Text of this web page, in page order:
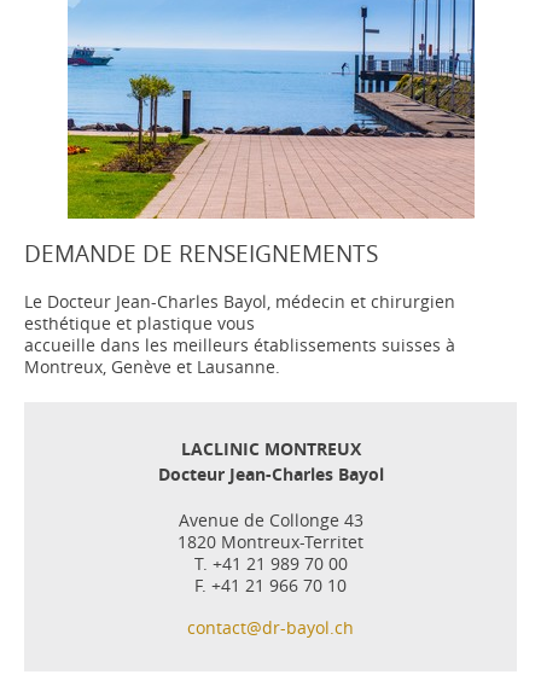
DEMANDE DE RENSEIGNEMENTS
Le Docteur Jean-Charles Bayol, médecin et chirurgien
esthétique et plastique vous
accueille dans les meilleurs établissements suisses à
Montreux, Genève et Lausanne.
LACLINIC MONTREUX
Docteur Jean-Charles Bayol
Avenue de Collonge 43
1820 Montreux-Territet
T. +41 21 989 70 00
F. +41 21 966 70 10
contact@dr-bayol.ch